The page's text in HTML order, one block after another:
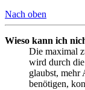
Nach oben
Wieso kann ich
Die maximal
wird durch
glaubst, mehr
benötigen,